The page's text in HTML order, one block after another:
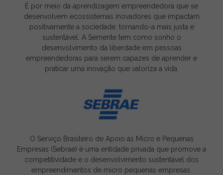
É por meio da aprendizagem empreendedora que se
desenvolvem ecossistemas inovadores que impactam
positivamente a sociedade, tornando-a mais justa e
sustentável. A Semente tem como sonho o
desenvolvimento da liberdade em pessoas
empreendedoras para serem capazes de aprender e
praticar uma inovação que valoriza a vida.
O Serviço Brasileiro de Apoio às Micro e Pequenas
Empresas (Sebrae) é uma entidade privada que promove a
competitividade e o desenvolvimento sustentável dos
empreendimentos de micro pequenas empresas.